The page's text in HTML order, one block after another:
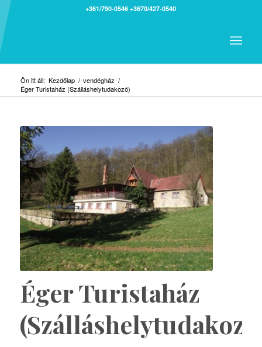
+361/790-0546 +3670/427-0540
Ön itt áll: Kezdőlap / vendégház /
Éger Turistaház (Szálláshelytudakozó)
Éger Turistaház